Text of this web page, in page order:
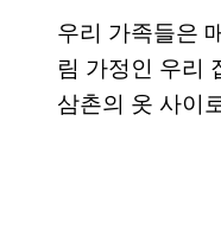
우리 가족들은
림 가정인 우리
삼촌의 옷 사이